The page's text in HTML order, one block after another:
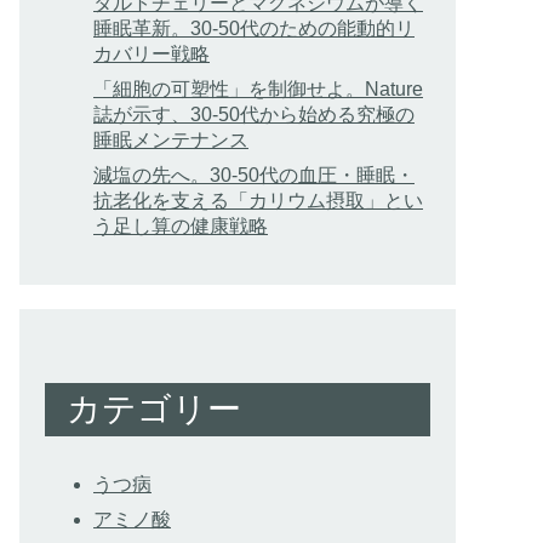
睡眠革新。30-50代のための能動的リ
カバリー戦略
「細胞の可塑性」を制御せよ。Nature
誌が示す、30-50代から始める究極の
睡眠メンテナンス
減塩の先へ。30-50代の血圧・睡眠・
抗老化を支える「カリウム摂取」とい
う足し算の健康戦略
カテゴリー
うつ病
アミノ酸